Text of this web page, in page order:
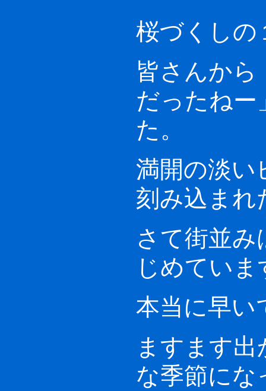
桜づくしの
皆さんか
だったね
た。
満開の淡い
刻み込ま
さて街並
じめてい
本当に早い
ますます
な季節に